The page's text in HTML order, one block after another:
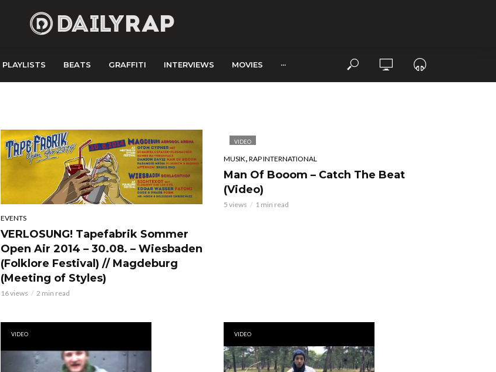
PLAYLISTS BEATS GRAFFITI INTERVIEWS MOVIES ···
EVENTS
VERLOSUNG! Tapefabrik Sommer
Open Air 2014 – 30.08. – Wiesbaden
(Folklore Festival) // Magdeburg
(Meeting of Styles)
16 views 2 min read
VIDEO
MUSIK, RAP INTERNATIONAL
Man Of Booom – Catch The Beat
(Video)
5 views 1 min read
VIDEO VIDEO